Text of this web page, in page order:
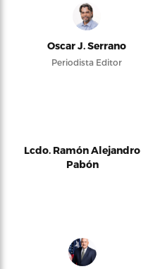
Oscar J. Serrano
Periodista Editor
Lcdo. Ramón Alejandro
Pabón